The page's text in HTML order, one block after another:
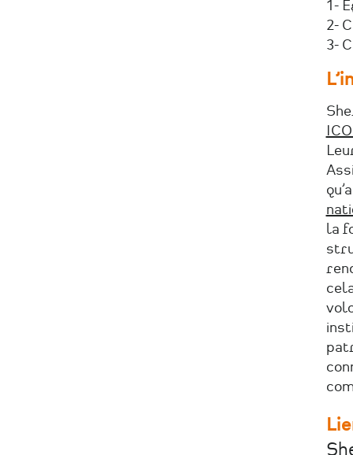
1-
2-
3-
la